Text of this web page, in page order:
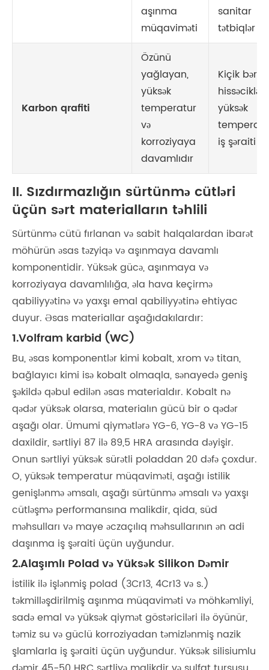
aşınma
müqaviməti
sanitar
tətbiqlər
Karbon qrafiti
Özünü
yağlayan,
yüksək
temperatur
və
korroziyaya
davamlıdır
Kiçik bərk
yüksək
iş şəraiti
II. Sızdırmazlığın sürtünmə cütləri
üçün sərt materialların təhlili
Sürtünmə cütü fırlanan və sabit halqalardan ibarət
möhürün əsas təzyiqə və aşınmaya davamlı
komponentidir. Yüksək gücə, aşınmaya və
korroziyaya davamlılığa, əla hava keçirmə
qabiliyyətinə və yaxşı emal qabiliyyətinə ehtiyac
duyur. Əsas materiallar aşağıdakılardır:
1.Volfram karbid (WC)
Bu, əsas komponentlər kimi kobalt, xrom və titan,
bağlayıcı kimi isə kobalt olmaqla, sənayedə geniş
şəkildə qəbul edilən əsas materialdır. Kobalt nə
qədər yüksək olarsa, materialın gücü bir o qədər
aşağı olar. Ümumi qiymətlərə YG-6, YG-8 və YG-15
daxildir, sərtliyi 87 ilə 89,5 HRA arasında dəyişir.
Onun sərtliyi yüksək sürətli poladdan 20 dəfə çoxdur.
O, yüksək temperatur müqaviməti, aşağı istilik
genişlənmə əmsalı, aşağı sürtünmə əmsalı və yaxşı
cütləşmə performansına malikdir, qida, süd
məhsulları və maye əczaçılıq məhsullarının ən adi
daşınma iş şəraiti üçün uyğundur.
2.Alaşımlı Polad və Yüksək Silikon Dəmir
İstilik ilə işlənmiş polad (3Cr13, 4Cr13 və s.)
təkmilləşdirilmiş aşınma müqaviməti və möhkəmliyi,
sadə emal və yüksək qiymət göstəriciləri ilə öyünür,
təmiz su və güclü korroziyadan təmizlənmiş nazik
şlamlarla iş şəraiti üçün uyğundur. Yüksək silisiumlu